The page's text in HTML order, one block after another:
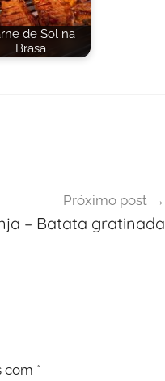
de Sol na
Brasa
Próximo post
– Batata gratinada
com *